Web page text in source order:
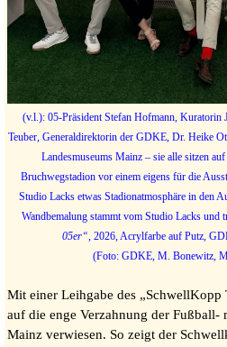
(v.l.): 05-Präsident Stefan Hofmann, Kuratorin
Teuber, Generaldirektorin der GDKE, Dr. Heike
Landesmuseums Mainz – sie alle sitzen
Bruchwegstadion vor einem eigens für die
Studio Lacks etwas Stadionatmosphäre in den
Wandbemalung stammt vom Studio Lacks und
05er“ , 2026, Acrylfarbe auf Putz,
(Foto: GDKE, M. Bonewitz,
Mit einer Leihgabe des „SchwellKopp
auf die enge Verzahnung der Fußball-
Mainz verwiesen. So zeigt der